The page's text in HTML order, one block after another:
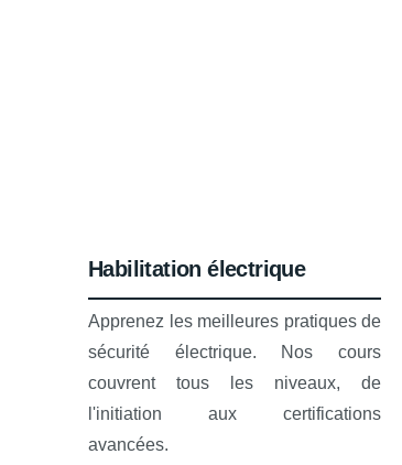
Habilitation électrique
Apprenez les meilleures pratiques de
sécurité électrique. Nos cours
couvrent tous les niveaux, de
l'initiation aux certifications
avancées.